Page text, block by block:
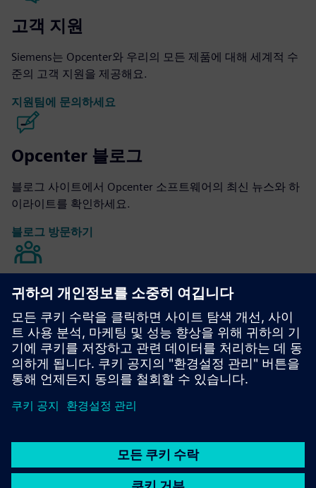
고객 지원
Siemens는 Opcenter와 우리의 모든 제품에 대해 세계적 수
준의 고객 지원을 제공해요.
지원팀에 문의하세요
Opcenter 블로그
블로그 사이트에서 Opcenter 소프트웨어의 최신 뉴스와 하
이라이트를 확인하세요.
블로그 방문하기
Opcenter 커뮤니티
대화에 참여하거나 모든 Opcenter 소프트웨어 질문에 대한
답변을 얻으세요.
커뮤니티 방문